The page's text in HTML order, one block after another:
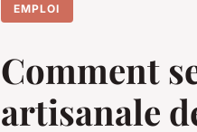
EMPLOI
Comment
artisanale